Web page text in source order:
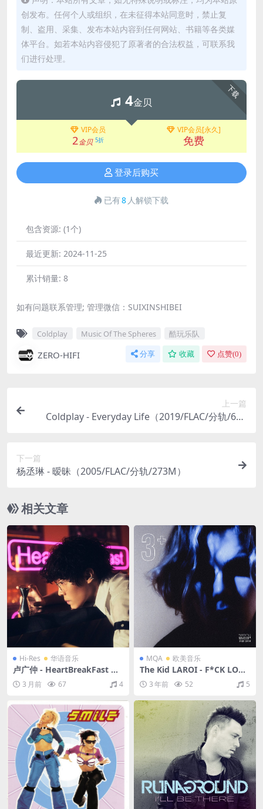
创发布。任何个人或组织，在未征得本站同意时，禁止复
制、盗用、采集、发布本站内容到任何网站、书籍等各类媒
体平台。如若本站内容侵犯了原著者的合法权益，可联系我
们进行处理。
下载
4金贝
VIP会员
2金贝 5折
VIP会员[永久]
免费
登录后购买
已有8 人解锁下载
包含资源: (1个)
最近更新: 2024-11-25
累计销量: 8
如有问题联系管理; 管理微信：SUIXINSHIBEI
Coldplay Music Of The Spheres 酷玩乐队
ZERO-HIFI 分享 收藏 点赞(0)
上一篇
Coldplay - Everyday Life（2019/FLAC/分轨/608
下一篇
杨丞琳 - 暧昧（2005/FLAC/分轨/273M）
相关文章
Hi-Res 华语音乐
卢广仲 - HeartBreakFast 伤
心早餐店（2025/FLAC/分轨/
473M）(24bit/48kHz)
3 月前 67 4
MQA 欧美音乐
The Kid LAROI - F*CK LOVE
3+: OVER YOU（2021/FLA
C/分轨/515M）(MQA/16bit/
44.1kHz)
3 年前 52 5